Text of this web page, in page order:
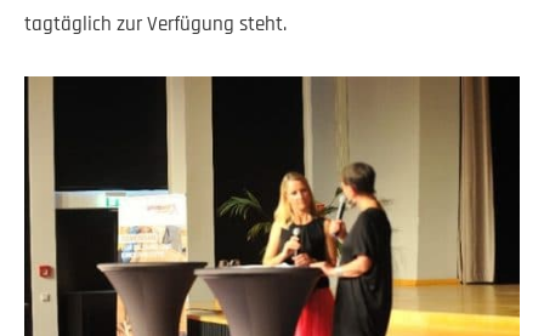
tagtäglich zur Verfügung steht.